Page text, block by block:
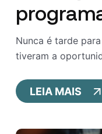
Nunca é tarde
tiveram a
LEIA MAIS